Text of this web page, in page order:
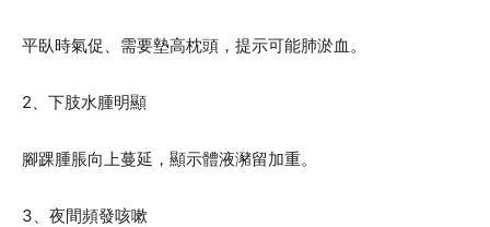
平臥時氣促、需要墊高枕頭，提示可能肺淤血。
2、下肢水腫明顯
腳踝腫脹向上蔓延，顯示體液瀦留加重。
3、夜間頻發咳嗽